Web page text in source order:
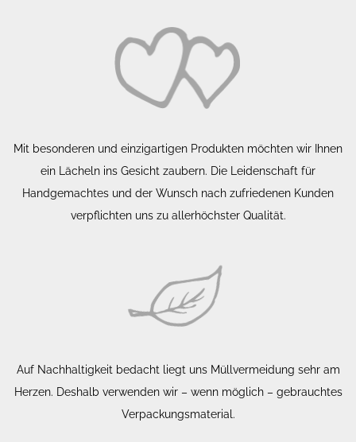
Mit besonderen und einzigartigen Produkten möchten wir Ihnen
ein Lächeln ins Gesicht zaubern. Die Leidenschaft für
Handgemachtes und der Wunsch nach zufriedenen Kunden
verpflichten uns zu allerhöchster Qualität.
Auf Nachhaltigkeit bedacht liegt uns Müllvermeidung sehr am
Herzen. Deshalb verwenden wir – wenn möglich – gebrauchtes
Verpackungsmaterial.